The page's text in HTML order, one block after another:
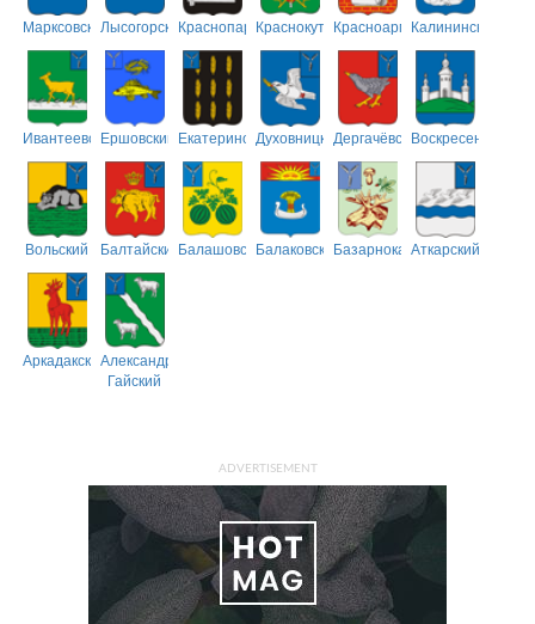
МарксовскийЛысогорскийКраснопартизанский
КраснокутскийКрасноармейский
Калининский
ИвантеевскийЕршовский ЕкатериновскийДуховницкийДергачёвскийВоскресенский
Вольский БалтайскийБалашовскийБалаковскийБазарнокарабулакский
Аткарский
АркадакскийАлександрово-
Гайский
ADVERTISEMENT